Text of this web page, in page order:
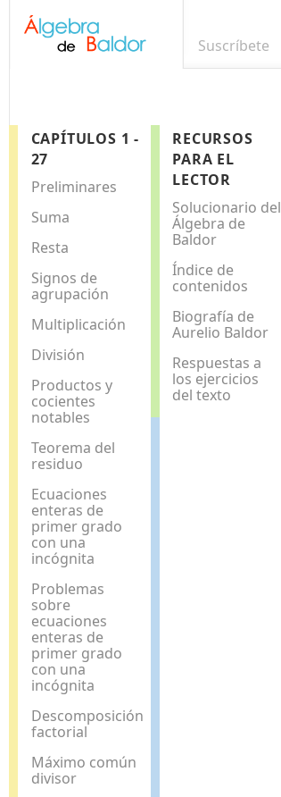
Suscríbete
CAPÍTULOS 1 -
27
Preliminares
Suma
Resta
Signos de
agrupación
Multiplicación
División
Productos y
cocientes
notables
Teorema del
residuo
Ecuaciones
enteras de
primer grado
con una
incógnita
Problemas
sobre
ecuaciones
enteras de
primer grado
con una
incógnita
Descomposición
factorial
Máximo común
divisor
RECURSOS
PARA EL
LECTOR
Solucionario del
Álgebra de
Baldor
Índice de
contenidos
Biografía de
Aurelio Baldor
Respuestas a
los ejercicios
del texto